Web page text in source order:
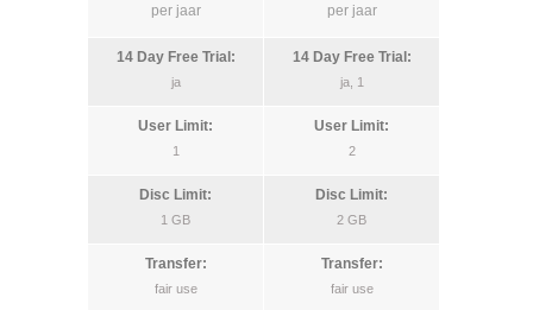
per jaar
ja
1
1 GB
fair use
per jaar
ja, 1
2
2 GB
fair use